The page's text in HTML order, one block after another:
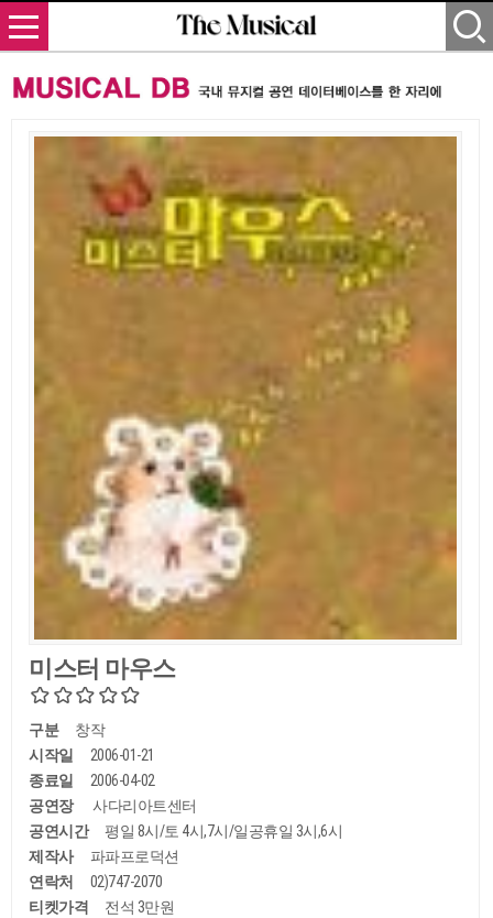
미스터 마우스
구분
창작
시작일
2006-01-21
종료일
2006-04-02
공연장
사다리아트센터
공연시간
평일 8시/토 4시,7시/일공휴일 3시,6시
제작사
파파프로덕션
연락처
02)747-2070
티켓가격
전석 3만원